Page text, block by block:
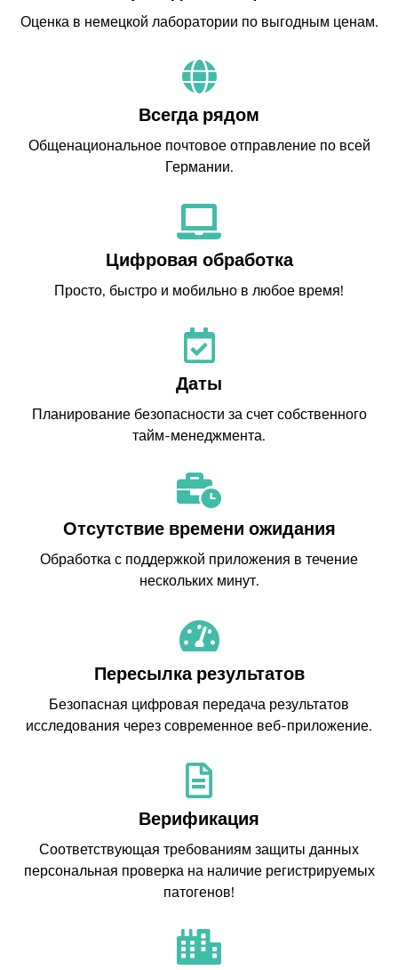
Оценка в немецкой лаборатории по выгодным ценам.
Всегда рядом
Общенациональное почтовое отправление по всей
Германии.
Цифровая обработка
Просто, быстро и мобильно в любое время!
Даты
Планирование безопасности за счет собственного
тайм-менеджмента.
Отсутствие времени ожидания
Обработка с поддержкой приложения в течение
нескольких минут.
Пересылка результатов
Безопасная цифровая передача результатов
исследования через современное веб-приложение.
Верификация
Соответствующая требованиям защиты данных
персональная проверка на наличие регистрируемых
патогенов!